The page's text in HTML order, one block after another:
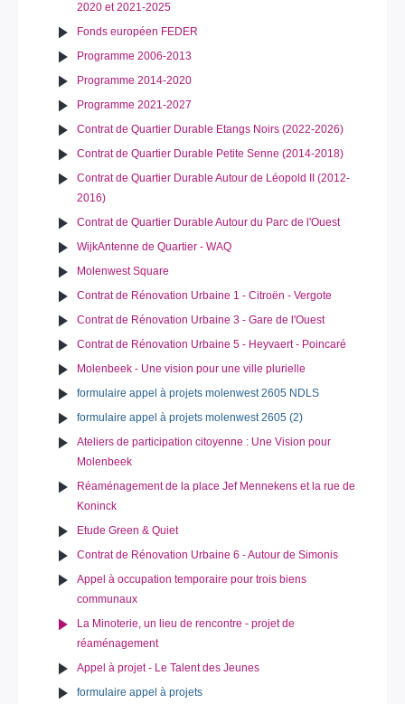
2020 et 2021-2025
Fonds européen FEDER
Programme 2006-2013
Programme 2014-2020
Programme 2021-2027
Contrat de Quartier Durable Etangs Noirs (2022-2026)
Contrat de Quartier Durable Petite Senne (2014-2018)
Contrat de Quartier Durable Autour de Léopold II (2012-
2016)
Contrat de Quartier Durable Autour du Parc de l'Ouest
WijkAntenne de Quartier - WAQ
Molenwest Square
Contrat de Rénovation Urbaine 1 - Citroën - Vergote
Contrat de Rénovation Urbaine 3 - Gare de l'Ouest
Contrat de Rénovation Urbaine 5 - Heyvaert - Poincaré
Molenbeek - Une vision pour une ville plurielle
formulaire appel à projets molenwest 2605 NDLS
formulaire appel à projets molenwest 2605 (2)
Ateliers de participation citoyenne : Une Vision pour
Molenbeek
Réaménagement de la place Jef Mennekens et la rue de
Koninck
Etude Green & Quiet
Contrat de Rénovation Urbaine 6 - Autour de Simonis
Appel à occupation temporaire pour trois biens
communaux
La Minoterie, un lieu de rencontre - projet de
réaménagement
Appel à projet - Le Talent des Jeunes
formulaire appel à projets